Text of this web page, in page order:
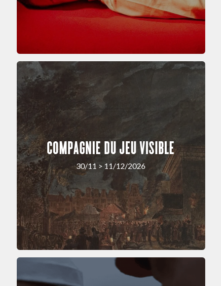
COMPAGNIE DU JEU VISIBLE
30/11 > 11/12/2026